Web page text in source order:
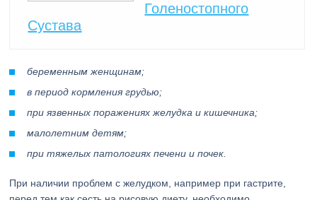
Голеностопного
Сустава
беременным женщинам;
в период кормления грудью;
при язвенных поражениях желудка и кишечника;
малолетним детям;
при тяжелых патологиях печени и почек.
При наличии проблем с желудком, например при гастрите,